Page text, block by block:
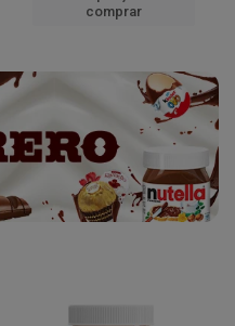
comprar